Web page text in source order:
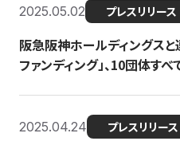
2025.05.02 プレスリリース
阪急阪神ホールディングスと
ファンディング」、10団体す
2025.04.24 プレスリリース